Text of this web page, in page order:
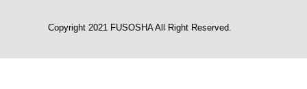
Copyright 2021 FUSOSHA All Right Reserved.